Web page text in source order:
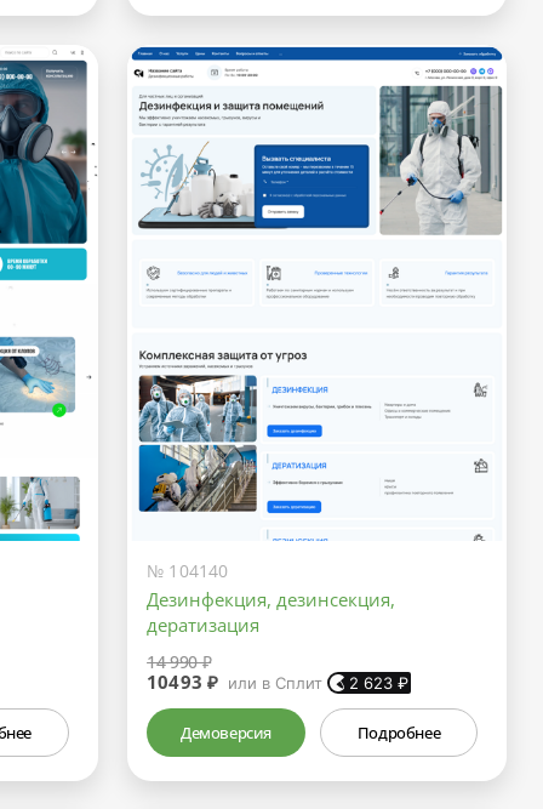
№ 104140
Дeзинфекция, дeзинсекция,
дератизация
14 990 ₽
10493 ₽ или в Сплит 2 623 ₽
Демоверсия Подробнее